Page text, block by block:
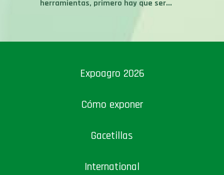
herramientas, primero hay que ser...
Expoagro 2026
Cómo exponer
Gacetillas
International